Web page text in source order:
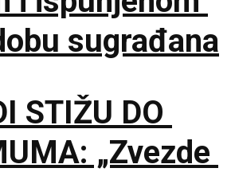
sugrađana
STIŽU DO
„Zvezde